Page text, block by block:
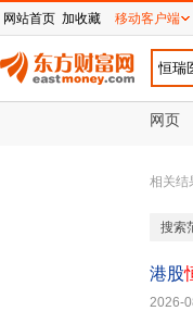
网页
相关结
搜索
港股
2026-
网站首页 加收藏 移动客户端